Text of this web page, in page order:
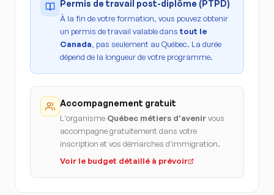
Permis de travail post-diplôme (PTPD)
À la fin de votre formation, vous pouvez obtenir
un permis de travail valable dans tout le
Canada , pas seulement au Québec. La durée
dépend de la longueur de votre programme.
Accompagnement gratuit
L'organisme Québec métiers d'avenirvous
accompagne gratuitement dans votre
inscription et vos démarches d'immigration.
Voir le budget détaillé à prévoir